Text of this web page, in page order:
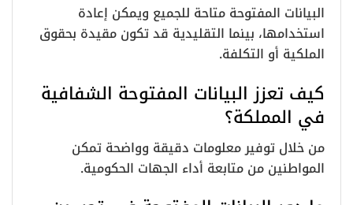
البيانات المفتوحة متاحة للجميع ويمكن إعادة
استخدامها، بينما التقليدية قد تكون مقيدة بحقوق
الملكية أو التكلفة.
كيف تعزز البيانات المفتوحة الشفافية
في المملكة؟
من خلال توفير معلومات دقيقة وواضحة تمكن
المواطنين من متابعة أداء الجهات الحكومية.